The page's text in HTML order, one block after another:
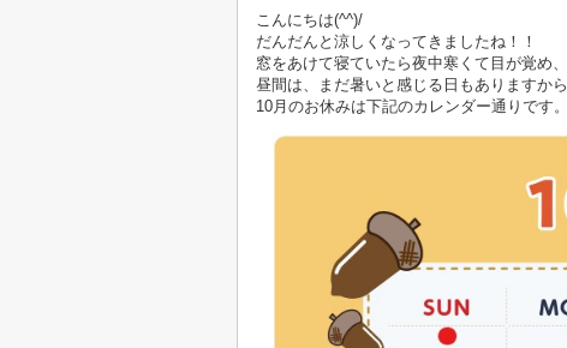
こんにちは(^^)/
だんだんと涼しくなってきましたね！！
窓をあけて寝ていたら夜中寒くて目が覚め
昼間は、まだ暑いと感じる日もありますか
10月のお休みは下記のカレンダー通りです。